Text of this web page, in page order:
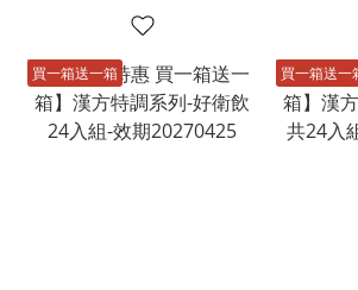
買一箱送一箱 買一箱送一